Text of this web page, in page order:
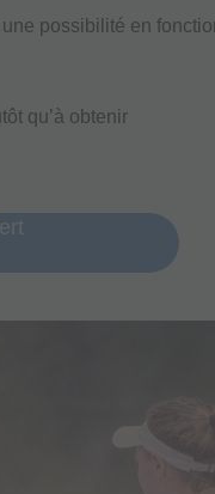
possibilité en
qu’à obtenir